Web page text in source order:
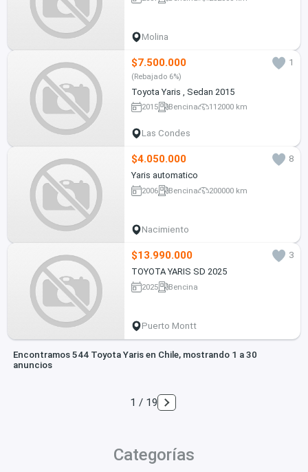
Molina
$7.500.000 1
(Rebajado 6%)
Toyota Yaris , Sedan 2015
2015 Bencina 112000 km
Las Condes
$4.050.000
8
Yaris automatico
2006 Bencina 200000 km
Nacimiento
$13.990.000
3
TOYOTA YARIS SD 2025
2025 Bencina
Puerto Montt
Encontramos 544 Toyota Yaris en Chile, mostrando 1 a 30
anuncios
1 / 19
Categorías